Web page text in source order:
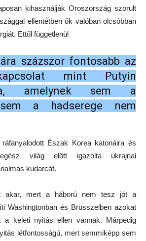
kihasználják Oroszország szorult
ellentétben ők valóban olcsóbban
Ettől függetlenül
százszor fontosabb az
mint Putyin
amelynek sem a
sem a hadserege nem
Észak Korea katonáira és
világ előtt igazolta ukrajnai
kudarcát.
akar, mert a háború nem tesz jót a
Washingtonban és Brüsszelben azokat
a keleti nyitás ellen vannak. Márpedig
létfontosságú, mert semmiképp sem